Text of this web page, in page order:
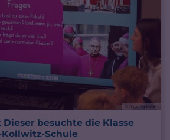
© Ingo Sperber
besuchte die Klasse
Kollwitz-Schule